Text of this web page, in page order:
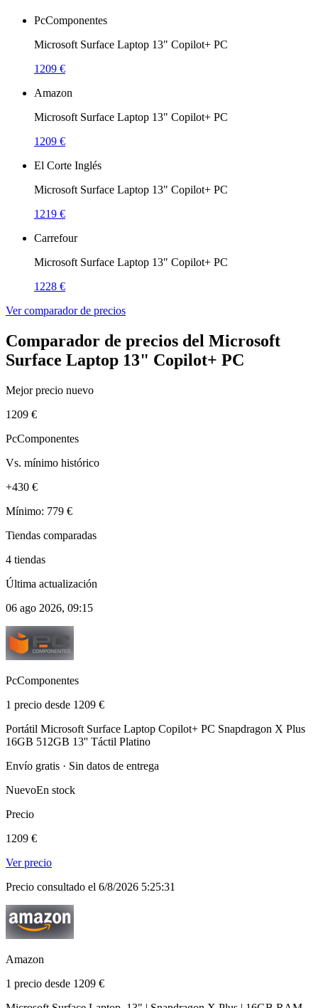
PcComponentes
Microsoft Surface Laptop 13" Copilot+ PC
1209 €
Amazon
Microsoft Surface Laptop 13" Copilot+ PC
1209 €
El Corte Inglés
Microsoft Surface Laptop 13" Copilot+ PC
1219 €
Carrefour
Microsoft Surface Laptop 13" Copilot+ PC
1228 €
Ver comparador de precios
Comparador de precios del Microsoft
Surface Laptop 13" Copilot+ PC
Mejor precio nuevo
1209 €
PcComponentes
Vs. mínimo histórico
+430 €
Mínimo: 779 €
Tiendas comparadas
4 tiendas
Última actualización
06 ago 2026, 09:15
PcComponentes
1 precio desde 1209 €
Portátil Microsoft Surface Laptop Copilot+ PC Snapdragon X Plus
16GB 512GB 13'' Táctil Platino
Envío gratis · Sin datos de entrega
NuevoEn stock
Precio
1209 €
Ver precio
Precio consultado el 6/8/2026 5:25:31
Amazon
1 precio desde 1209 €